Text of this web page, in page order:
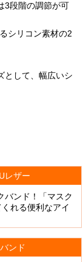
3段階の調節が可
シリコン素材の2
として、幅広いシ
レザー
バンド！「マスク
れる便利なアイ
ンド